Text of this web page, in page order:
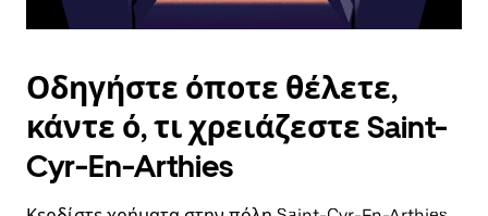
Οδηγήστε όποτε θέλετε,
κάντε ό, τι χρειάζεστε Saint-
Cyr-En-Arthies